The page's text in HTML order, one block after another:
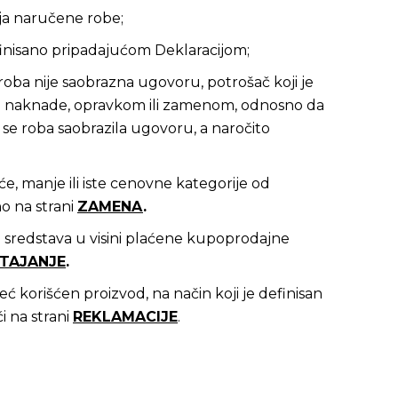
naručene robe;
pripadajućom Deklaracijom;
nije saobrazna ugovoru, potrošač koji je
opravkom ili zamenom, odnosno da
roba saobrazila ugovoru, a naročito
manje ili iste cenovne kategorije od
na strani ZAMENA.
u visini plaćene kupoprodajne
.
korišćen proizvod, na način koji je definisan
na strani REKLAMACIJE.